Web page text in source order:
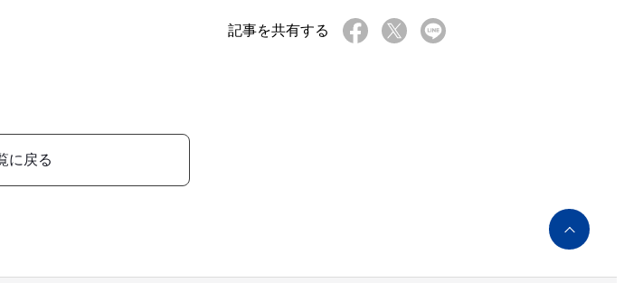
記事を共有する
に戻る
ペ
ー
ト